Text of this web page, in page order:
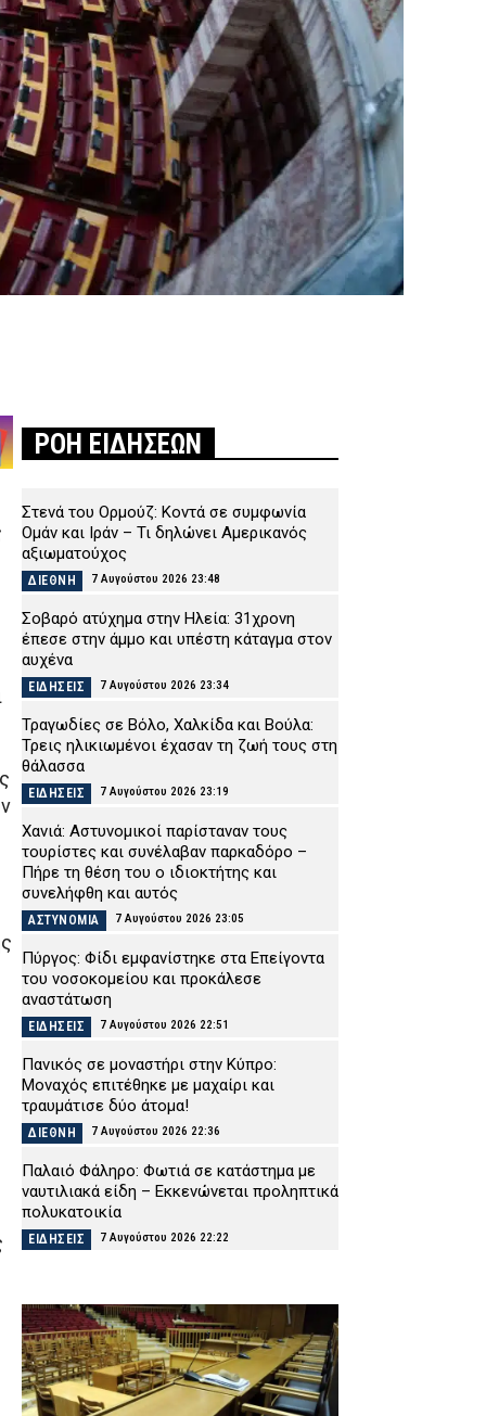
ΡΟΗ ΕΙΔΗΣΕΩΝ
Στενά του Ορμούζ: Κοντά σε συμφωνία
Ομάν και Ιράν – Τι δηλώνει Αμερικανός
αξιωματούχος
ΔΙΕΘΝΗ 7 Αυγούστου 2026 23:48
Σοβαρό ατύχημα στην Ηλεία: 31χρονη
έπεσε στην άμμο και υπέστη κάταγμα στον
αυχένα
ΕΙΔΗΣΕΙΣ 7 Αυγούστου 2026 23:34
Τραγωδίες σε Βόλο, Χαλκίδα και Βούλα:
Τρεις ηλικιωμένοι έχασαν τη ζωή τους στη
θάλασσα
ΕΙΔΗΣΕΙΣ 7 Αυγούστου 2026 23:19
Χανιά: Αστυνομικοί παρίσταναν τους
τουρίστες και συνέλαβαν παρκαδόρο –
Πήρε τη θέση του ο ιδιοκτήτης και
συνελήφθη και αυτός
ΑΣΤΥΝΟΜΙΑ 7 Αυγούστου 2026 23:05
Πύργος: Φίδι εμφανίστηκε στα Επείγοντα
του νοσοκομείου και προκάλεσε
αναστάτωση
ΕΙΔΗΣΕΙΣ 7 Αυγούστου 2026 22:51
Πανικός σε μοναστήρι στην Κύπρο:
Μοναχός επιτέθηκε με μαχαίρι και
τραυμάτισε δύο άτομα!
ΔΙΕΘΝΗ 7 Αυγούστου 2026 22:36
Παλαιό Φάληρο: Φωτιά σε κατάστημα με
ναυτιλιακά είδη – Εκκενώνεται προληπτικά
πολυκατοικία
ΕΙΔΗΣΕΙΣ 7 Αυγούστου 2026 22:22
Καταδικάστηκε σε φυλάκιση
ΔΙΚΑΙΟΣΥΝΗ 7 Αυγούστου 2026 22:07
Σκιάθος: «Με ξυλοκόπησαν και με άφησαν
αιμόφυρτο στο δρόμο» – Άγριος καβγάς με